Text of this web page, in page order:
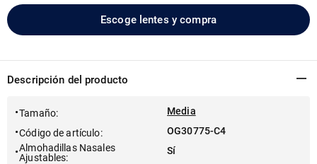
Escoge lentes y compra
Descripción del producto
Tamaño:
Media
Código de artículo:
OG30775-C4
Almohadillas Nasales
Ajustables:
Sí